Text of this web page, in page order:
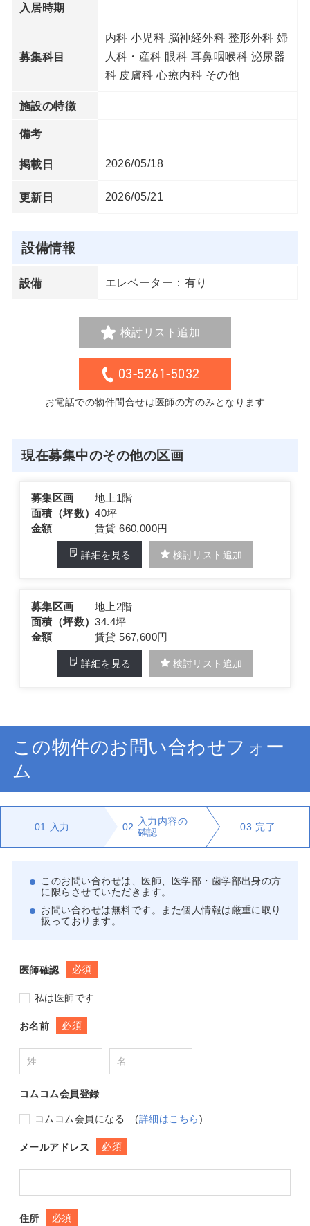
入居時期
募集科目
内科 小児科 脳神経外科 整形外科 婦
人科・産科 眼科 耳鼻咽喉科 泌尿器
科 皮膚科 心療内科 その他
施設の特徴
備考
掲載日 2026/05/18
更新日 2026/05/21
設備情報
設備 エレベーター：有り
検討リスト追加
03-5261-5032
お電話での物件問合せは医師の方のみとなります
現在募集中のその他の区画
募集区画
地上1階
面積（坪数）40坪
金額
賃貸 660,000円
詳細を見る 検討リスト追加
募集区画
地上2階
面積（坪数）34.4坪
金額
賃貸 567,600円
詳細を見る 検討リスト追加
この物件のお問い合わせフォー
ム
01 入力 02
入力内容の
確認
03 完了
このお問い合わせは、医師、医学部・歯学部出身の方
に限らさせていただきます。
お問い合わせは無料です。また個人情報は厳重に取り
扱っております。
医師確認 必須
私は医師です
お名前 必須
コムコム会員登録
コムコム会員になる (詳細はこちら)
メールアドレス 必須
住所 必須